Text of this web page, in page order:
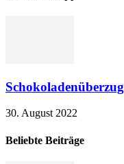
Schokoladenüberzug
30. August 2022
Beliebte Beiträge